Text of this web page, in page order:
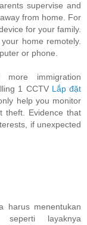
supervise and
from home. For
for your family.
home remotely.
or phone.
immigration
1 CCTV Lắp đặt
help you monitor
theft. Evidence that
if unexpected
harus menentukan
layaknya